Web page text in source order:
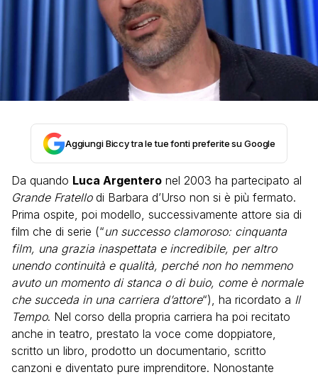
Aggiungi Biccy tra le tue fonti preferite su Google
Da quando Luca Argentero nel 2003 ha partecipato al
Grande Fratellodi Barbara d’Urso non si è più fermato.
Prima ospite, poi modello, successivamente attore sia di
film che di serie (“un successo clamoroso: cinquanta
film, una grazia inaspettata e incredibile, per altro
unendo continuità e qualità, perché non ho nemmeno
avuto un momento di stanca o di buio, come è normale
che succeda in una carriera d’attore“), ha ricordato a Il
Tempo. Nel corso della propria carriera ha poi recitato
anche in teatro, prestato la voce come doppiatore,
scritto un libro, prodotto un documentario, scritto
canzoni e diventato pure imprenditore. Nonostante